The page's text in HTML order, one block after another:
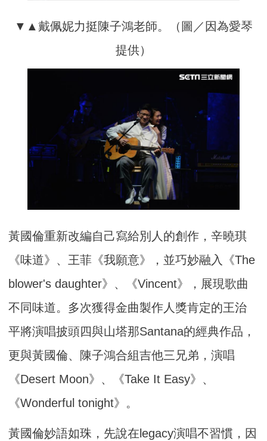
▼▲戴佩妮力挺陳子鴻老師。（圖／因為愛琴
提供）
黃國倫重新改編自己寫給別人的創作，辛曉琪
《味道》、王菲《我願意》，並巧妙融入《The
blower's daughter》、《Vincent》，展現歌曲
不同味道。多次獲得金曲製作人獎肯定的王治
平將演唱披頭四與山塔那Santana的經典作品，
更與黃國倫、陳子鴻合組吉他三兄弟，演唱
《Desert Moon》、《Take It Easy》、
《Wonderful tonight》。
黃國倫妙語如珠，先說在legacy演唱不習慣，因